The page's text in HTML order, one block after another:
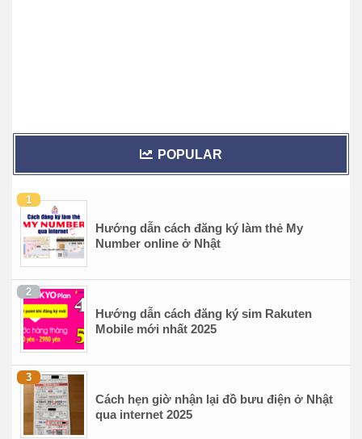
POPULAR
Hướng dẫn cách đăng ký làm thẻ My
Number online ở Nhật
Hướng dẫn cách đăng ký sim Rakuten
Mobile mới nhất 2025
Cách hẹn giờ nhận lại đồ bưu điện ở Nhật
qua internet 2025